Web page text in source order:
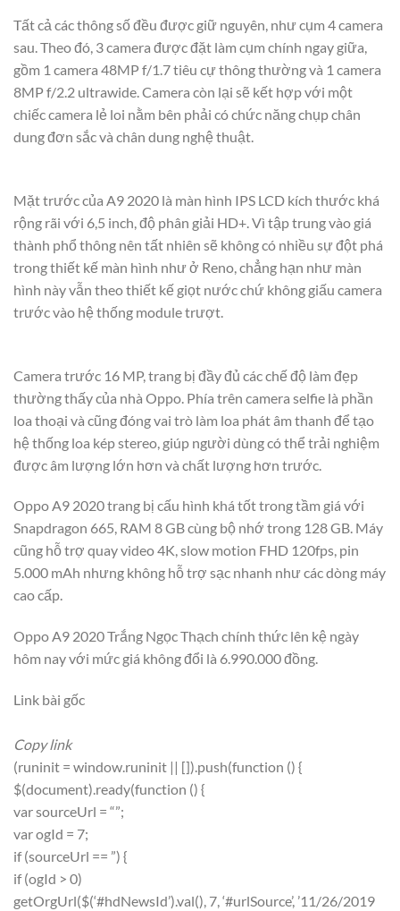
Tất cả các thông số đều được giữ nguyên, như cụm 4 camera
sau. Theo đó, 3 camera được đặt làm cụm chính ngay giữa,
gồm 1 camera 48MP f/1.7 tiêu cự thông thường và 1 camera
8MP f/2.2 ultrawide. Camera còn lại sẽ kết hợp với một
chiếc camera lẻ loi nằm bên phải có chức năng chụp chân
dung đơn sắc và chân dung nghệ thuật.
Mặt trước của A9 2020 là màn hình IPS LCD kích thước khá
rộng rãi với 6,5 inch, độ phân giải HD+. Vì tập trung vào giá
thành phổ thông nên tất nhiên sẽ không có nhiều sự đột phá
trong thiết kế màn hình như ở Reno, chẳng hạn như màn
hình này vẫn theo thiết kế giọt nước chứ không giấu camera
trước vào hệ thống module trượt.
Camera trước 16 MP, trang bị đầy đủ các chế độ làm đẹp
thường thấy của nhà Oppo. Phía trên camera selfie là phần
loa thoại và cũng đóng vai trò làm loa phát âm thanh để tạo
hệ thống loa kép stereo, giúp người dùng có thể trải nghiệm
được âm lượng lớn hơn và chất lượng hơn trước.
Oppo A9 2020 trang bị cấu hình khá tốt trong tầm giá với
Snapdragon 665, RAM 8 GB cùng bộ nhớ trong 128 GB. Máy
cũng hỗ trợ quay video 4K, slow motion FHD 120fps, pin
5.000 mAh nhưng không hỗ trợ sạc nhanh như các dòng máy
cao cấp.
Oppo A9 2020 Trắng Ngọc Thạch chính thức lên kệ ngày
hôm nay với mức giá không đổi là 6.990.000 đồng.
Link bài gốc
Copy link
(runinit = window.runinit || []).push(function () {
$(document).ready(function () {
var sourceUrl = “”;
var ogId = 7;
if (sourceUrl == ”) {
if (ogId > 0)
getOrgUrl($(‘#hdNewsId’).val(), 7, ‘#urlSource’, ’11/26/2019